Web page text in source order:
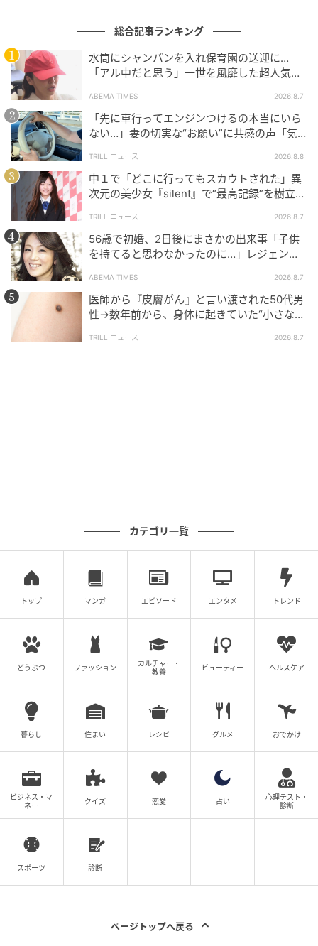
石川県の市の中で「老後に住みたい」と思う
市ランキング！ 2位「輪島市」を抑えた1位
は？【2026年調査】
の記事をもっとみる
総合記事ランキング
水筒にシャンパンを入れ保育園の送迎に…
「アル中だと思う」一世を風靡した超人気タ
ABEMA TIMES 2026.8.7
「先に車行ってエンジンつけるの本当にいら
ない…」妻の切実な“お願い”に共感の声「気
TRILL ニュース 2026.8.8
中１で「どこに行ってもスカウトされた」異
次元の美少女『silent』で“最高記録”を樹立し
TRILL ニュース 2026.8.7
56歳で初婚、2日後にまさかの出来事「子供
を持てると思わなかったのに…」レジェンド
ABEMA TIMES 2026.8.7
医師から『皮膚がん』と言い渡された50代男
性→数年前から、身体に起きていた“小さな異
TRILL ニュース 2026.8.7
カテゴリ一覧
トップ マンガ エピソード エンタメ トレンド
どうぶつ ファッション
カルチャー・
教養
ビューティー ヘルスケア
暮らし 住まい レシピ グルメ おでかけ
ビジネス・マ
ネー
クイズ 恋愛 占い
心理テスト・
診断
スポーツ 診断
ページトップへ戻る